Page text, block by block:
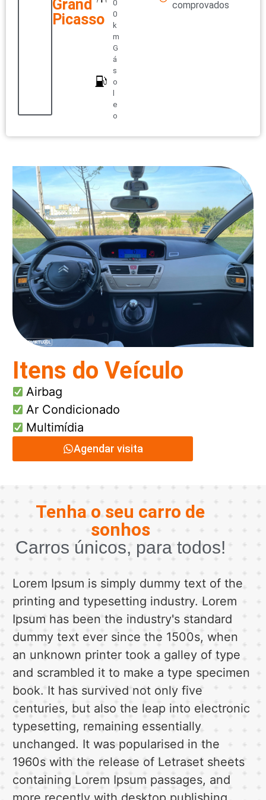
Grand
Picasso
0
0
k
m
G
á
s
o
l
e
o
comprovados
Itens do Veículo
Airbag
Ar Condicionado
Multimídia
Agendar visita
Tenha o seu carro de
sonhos
Carros únicos, para todos!
Lorem Ipsum is simply dummy text of the
printing and typesetting industry. Lorem
Ipsum has been the industry's standard
dummy text ever since the 1500s, when
an unknown printer took a galley of type
and scrambled it to make a type specimen
book. It has survived not only five
centuries, but also the leap into electronic
typesetting, remaining essentially
unchanged. It was popularised in the
1960s with the release of Letraset sheets
containing Lorem Ipsum passages, and